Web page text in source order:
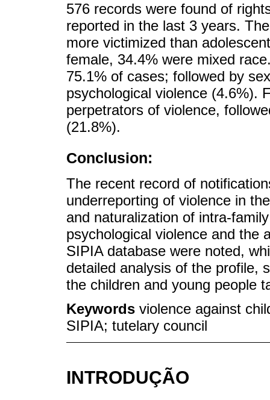
576 records were found of
reported in the last 3 years.
more victimized than
female, 34.4% were mixed
75.1% of cases; followed by
psychological violence (4.6%).
perpetrators of violence,
(21.8%).
Conclusion:
The recent record of
underreporting of violence in
and naturalization of intra-
psychological violence and the
SIPIA database were noted,
detailed analysis of the profile,
the children and young people
Keywords violence against
SIPIA; tutelary council
INTRODUÇÃO